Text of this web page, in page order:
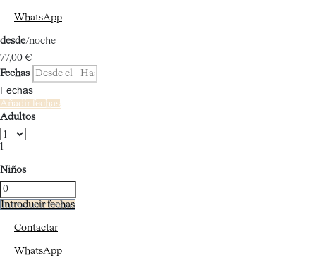
WhatsApp
desde/noche
77,00 €
Fechas
Fechas
Añadir fechas
Adultos
1
Niños
Introducir fechas
Contactar
WhatsApp